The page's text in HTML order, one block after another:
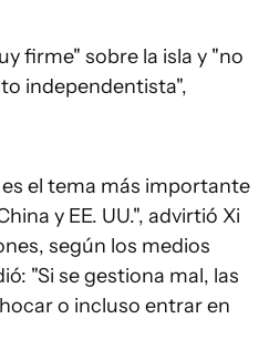
firme" sobre la isla y "no
independentista",
el tema más importante
y EE. UU.", advirtió Xi
según los medios
"Si se gestiona mal, las
o incluso entrar en